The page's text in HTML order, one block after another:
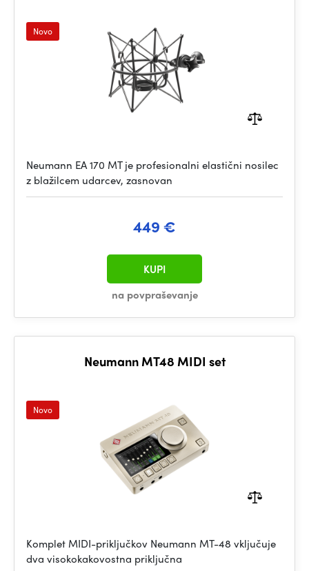
Novo
Neumann EA 170 MT je profesionalni elastični nosilec
z blažilcem udarcev, zasnovan
449 €
na povpraševanje
KUPI
Neumann MT48 MIDI set
Novo
Komplet MIDI-priključkov Neumann MT-48 vključuje
dva visokokakovostna priključna